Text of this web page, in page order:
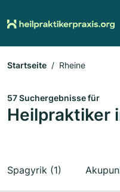
Startseite Rheine
57 Suchergebnisse für
Heilpraktiker
Spagyrik (1)